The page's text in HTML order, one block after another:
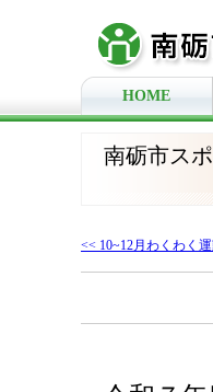
HOME
南砺市ス
<< 10~12月わくわく